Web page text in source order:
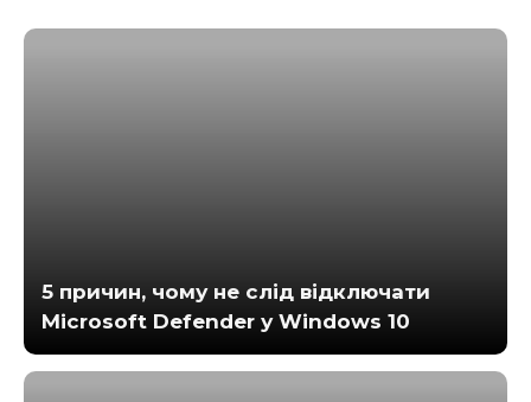
5 причин, чому не слід відключати
Microsoft Defender у Windows 10